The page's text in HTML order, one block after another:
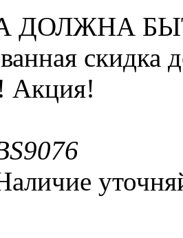
ДОЛЖНА
скидка
Акция!